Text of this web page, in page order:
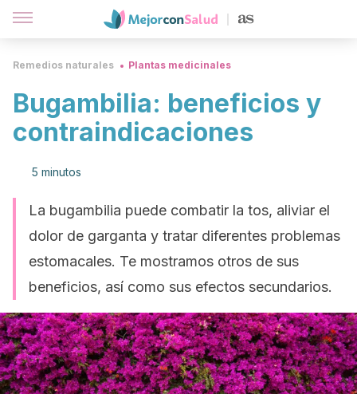
Remedios naturales Plantas medicinales
Bugambilia: beneficios y
contraindicaciones
5 minutos
La bugambilia puede combatir la tos, aliviar el
dolor de garganta y tratar diferentes problemas
estomacales. Te mostramos otros de sus
beneficios, así como sus efectos secundarios.